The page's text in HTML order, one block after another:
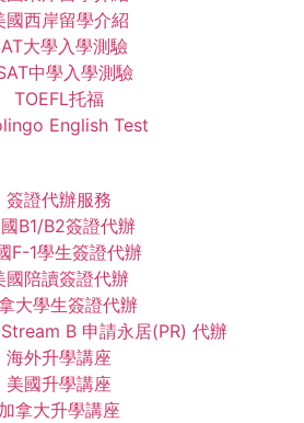
國西岸留學介紹
大學入學測驗
中學入學測驗
TOEFL托福
English Test
簽證代辦服務
B1/B2簽證代辦
F-1學生簽證代辦
國陪讀簽證代辦
大學生簽證代辦
B 申請永居(PR) 代辦
海外升學講座
美國升學講座
加拿大升學講座